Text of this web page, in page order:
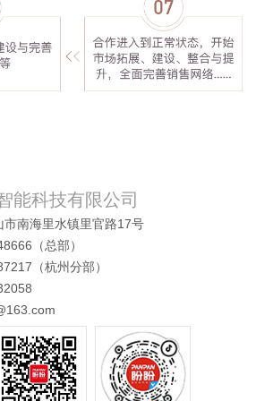
能科技有限公司
南海里水镇里官路17号
（总部）
（杭州分部）